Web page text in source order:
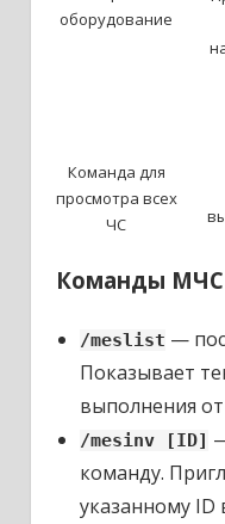
оборудование
Команда для
просмотра всех
ЧС
Команды МЧС
/meslist —
Показывает
выполнения
/mesinv [ID]
команду.
указанному